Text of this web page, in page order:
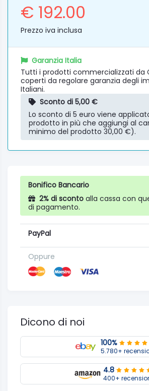
€ 192.00
Prezzo iva inclusa
Garanzia Italia
Tutti i prodotti commercializzati da
coperti da regolare garanzia degli
Italiani.
Sconto di 5,00 €
Lo sconto di 5 euro viene
prodotto in più che aggiungi al
minimo del prodotto 30,00 €).
Bonifico Bancario
2% di sconto alla cassa con
di pagamento.
PayPal
Oppure
Dicono di noi
100%
5.780+
4.8
400+